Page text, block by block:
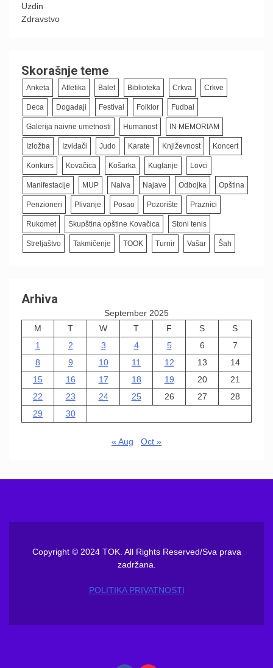
Uzdin
Zdravstvo
Skorašnje teme
Anketa Atletika Balet Biblioteka Crkva Crkve
Deca Događaji Festival Folklor Fudbal
Galerija naivne umetnosti Humanost IN MEMORIAM
Izložba Izviđači Judo Karate Književnost Koncert
Konkurs Kovačica Košarka Kuglanje Lovci
Manifestacije MUP Naiva Najave Odbojka Opština
Penzioneri Plivanje Posao Pozorište Praznici
Rukomet Skupština opštine Kovačica Stoni tenis
Streljaštvo Takmičenje TOOK Turnir Vašar Šah
Arhiva
September 2025
M
T W T F S
S
1
2 3 4 5 6
7
8
9 10 11 12 13
14
15
16 17 18 19 20
21
22
23 24 25 26 27
28
29
30
« Aug Oct »
Copyright © 2024 TOK. All Rights Reserved/Sva prava
zadržana.
POLITIKA PRIVATNOSTI